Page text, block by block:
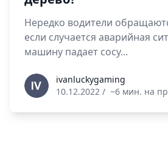
Нередко водители
если случается аварийная
машину падает сосу...
ivanluckygaming
ivanluckygaming
10.12.2022 / ~6 мин. на